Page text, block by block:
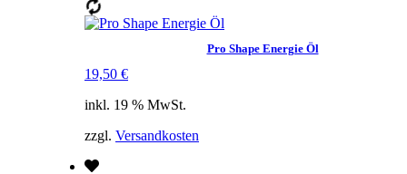
Pro Shape Energie Öl
19,50 €
inkl. 19 % MwSt.
zzgl. Versandkosten